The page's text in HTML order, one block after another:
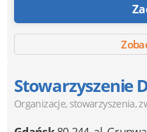
Stowarzyszenie
Organizacje, stowarzyszenia,